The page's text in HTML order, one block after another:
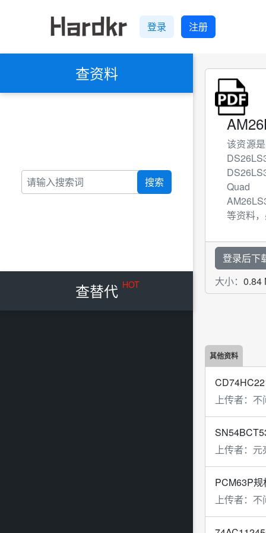
登录 注册
查资料
搜索
查替代 HOT
该资源
Quad
等资料
登录后下
大小： 0.84
其他资料
上传者： 不
上传者： 元
PCM63P规
上传者： 不